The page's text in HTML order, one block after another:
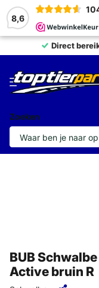
8,6
Direct
Direct
Zoeken
BUB
Active bruin R